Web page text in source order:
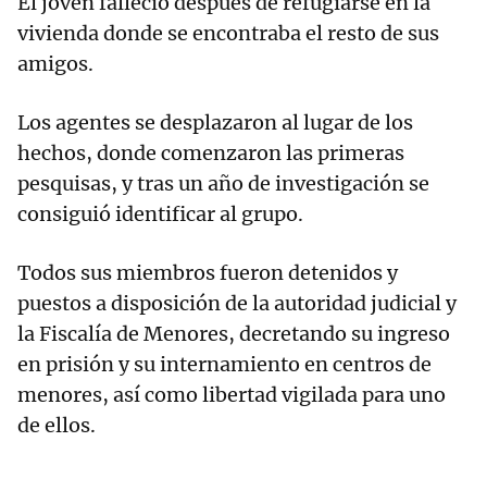
vivienda donde se encontraba el resto de sus
amigos.
Los agentes se desplazaron al lugar de los
hechos, donde comenzaron las primeras
pesquisas, y tras un año de investigación se
consiguió identificar al grupo.
Todos sus miembros fueron detenidos y
puestos a disposición de la autoridad judicial y
la Fiscalía de Menores, decretando su ingreso
en prisión y su internamiento en centros de
menores, así como libertad vigilada para uno
de ellos.